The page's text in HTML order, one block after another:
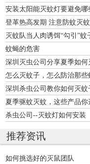
安装太阳能灭蚊灯要避免哪
登革热高发期 注意防蚊灭蚊
灭蚊队当人肉诱饵“勾引”蚊
蚊蝇的危害
深圳灭虫公司分享夏季如何
怎么灭蚊子，怎么防治那些
深圳杀虫公司教你如何灭蚊
夏季驱蚊灭蚊，这些产品你
杀虫公司--灭蚊灯如何安装
推荐资讯
如何挑选好的灭鼠团队